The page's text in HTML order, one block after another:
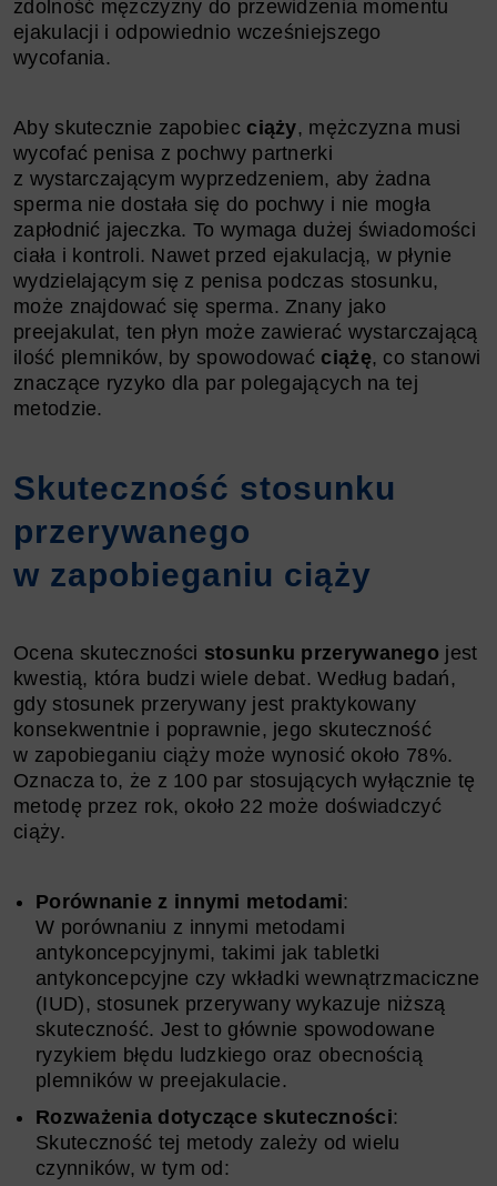
zdolność mężczyzny do przewidzenia momentu
ejakulacji i odpowiednio wcześniejszego
wycofania.
Aby skutecznie zapobiec ciąży, mężczyzna musi
wycofać penisa z pochwy partnerki
z wystarczającym wyprzedzeniem, aby żadna
sperma nie dostała się do pochwy i nie mogła
zapłodnić jajeczka. To wymaga dużej świadomości
ciała i kontroli. Nawet przed ejakulacją, w płynie
wydzielającym się z penisa podczas stosunku,
może znajdować się sperma. Znany jako
preejakulat, ten płyn może zawierać wystarczającą
ilość plemników, by spowodować ciążę, co stanowi
znaczące ryzyko dla par polegających na tej
metodzie.
Skuteczność stosunku
przerywanego
w zapobieganiu ciąży
Ocena skuteczności stosunku przerywanego jest
kwestią, która budzi wiele debat. Według badań,
gdy stosunek przerywany jest praktykowany
konsekwentnie i poprawnie, jego skuteczność
w zapobieganiu ciąży może wynosić około 78%.
Oznacza to, że z 100 par stosujących wyłącznie tę
metodę przez rok, około 22 może doświadczyć
ciąży.
Porównanie z innymi metodami:
W porównaniu z innymi metodami
antykoncepcyjnymi, takimi jak tabletki
antykoncepcyjne czy wkładki wewnątrzmaciczne
(IUD), stosunek przerywany wykazuje niższą
skuteczność. Jest to głównie spowodowane
ryzykiem błędu ludzkiego oraz obecnością
plemników w preejakulacie.
Rozważenia dotyczące skuteczności:
Skuteczność tej metody zależy od wielu
czynników, w tym od: